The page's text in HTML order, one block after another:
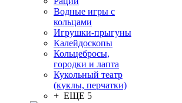
Водные игры с
кольцами
Игрушки-прыгуны
Калейдоскопы
Кольцебросы,
городки и лапта
Кукольный театр
(куклы, перчатки)
+ ЕЩЕ 5